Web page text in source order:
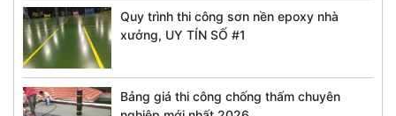
Quy trình thi công sơn nền epoxy nhà
xưởng, UY TÍN SỐ #1
Bảng giá thi công chống thấm chuyên